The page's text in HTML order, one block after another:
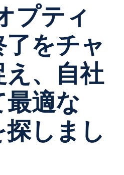
プティ
をチャ
、自社
適な
しまし